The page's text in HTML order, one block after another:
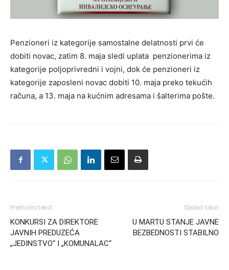
Penzioneri iz kategorije samostalne delatnosti prvi će
dobiti novac, zatim 8. maja sledi uplata penzionerima iz
kategorije poljoprivredni i vojni, dok će penzioneri iz
kategorije zaposleni novac dobiti 10. maja preko tekućih
računa, a 13. maja na kućnim adresama i šalterima pošte.
Prethodni tekst
KONKURSI ZA DIREKTORE
JAVNIH PREDUZEĆA
„JEDINSTVO“ I „KOMUNALAC“
Sledeći tekst
U MARTU STANJE JAVNE
BEZBEDNOSTI STABILNO